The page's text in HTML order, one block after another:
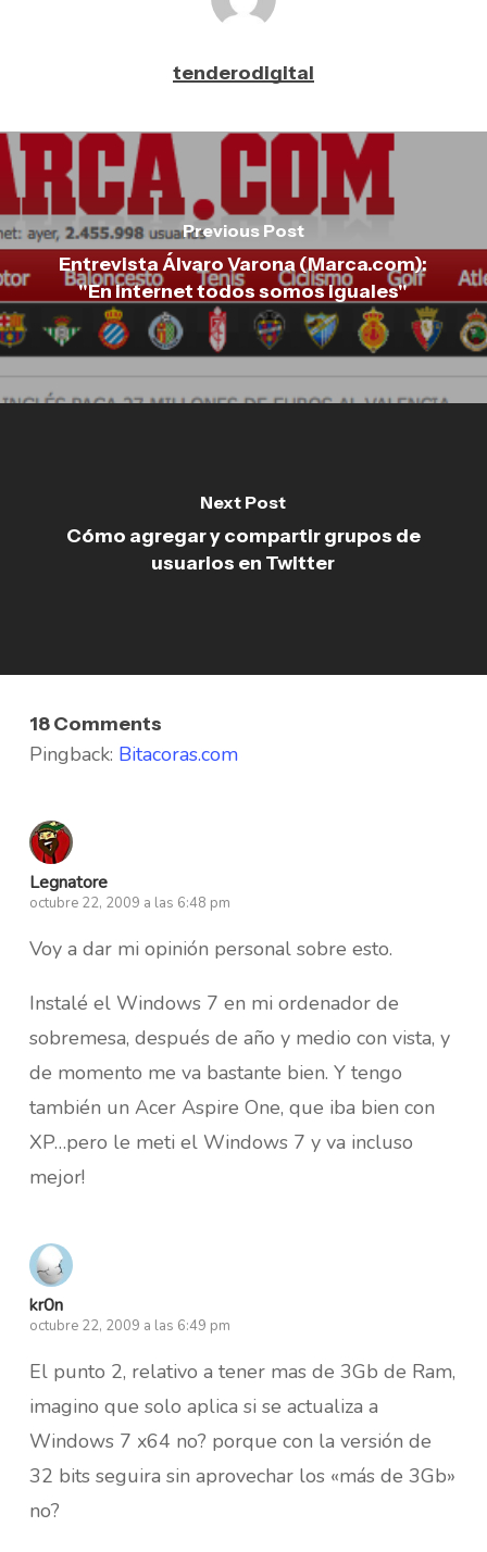
tenderodigital
Previous Post
Entrevista Álvaro Varona (Marca.com):
"En internet todos somos iguales"
Next Post
Cómo agregar y compartir grupos de
usuarios en Twitter
18 Comments
Pingback: Bitacoras.com
Legnatore
octubre 22, 2009 a las 6:48 pm
Voy a dar mi opinión personal sobre esto.
Instalé el Windows 7 en mi ordenador de
sobremesa, después de año y medio con vista, y
de momento me va bastante bien. Y tengo
también un Acer Aspire One, que iba bien con
XP…pero le meti el Windows 7 y va incluso
mejor!
kr0n
octubre 22, 2009 a las 6:49 pm
El punto 2, relativo a tener mas de 3Gb de Ram,
imagino que solo aplica si se actualiza a
Windows 7 x64 no? porque con la versión de
32 bits seguira sin aprovechar los «más de 3Gb»
no?